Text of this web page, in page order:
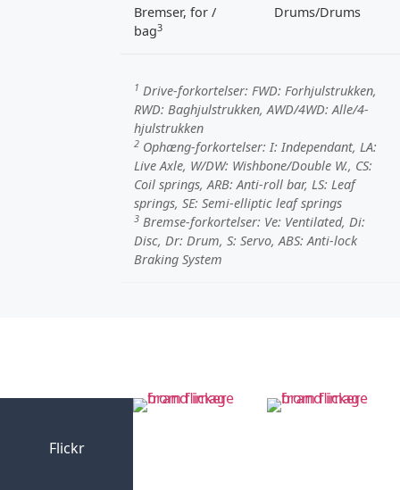
Bremser, for /
bag3
Drums/Drums
1 Drive-forkortelser: FWD: Forhjulstrukken,
RWD: Baghjulstrukken,AWD/4WD: Alle/4-
hjulstrukken
2 Ophæng-forkortelser: I: Independant, LA:
Live Axle, W/DW: Wishbone/Double W., CS:
Coil springs,ARB: Anti-roll bar, LS: Leaf
springs, SE: Semi-elliptic leaf springs
3 Bremse-forkortelser: Ve: Ventilated, Di:
Disc, Dr: Drum, S: Servo,ABS: Anti-lock
Braking System
Flickr